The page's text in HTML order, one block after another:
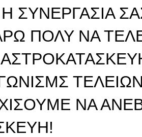
ΣΥΝΕΡΓΑΣΙΑ
ΠΟΛΥ ΝΑ
ΝΑ